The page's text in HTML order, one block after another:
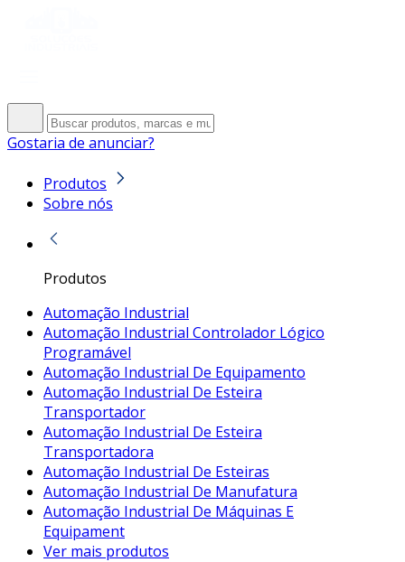
Gostaria de anunciar?
Produtos
Sobre nós
Produtos
Automação Industrial
Automação Industrial Controlador Lógico
Programável
Automação Industrial De Equipamento
Automação Industrial De Esteira
Transportador
Automação Industrial De Esteira
Transportadora
Automação Industrial De Esteiras
Automação Industrial De Manufatura
Automação Industrial De Máquinas E
Equipament
Ver mais produtos